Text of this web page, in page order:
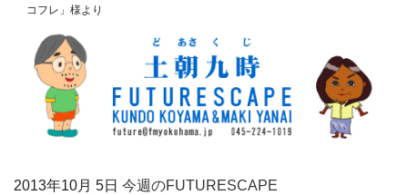
コフレ」様より
2013年10月 5日 今週のFUTURESCAPE